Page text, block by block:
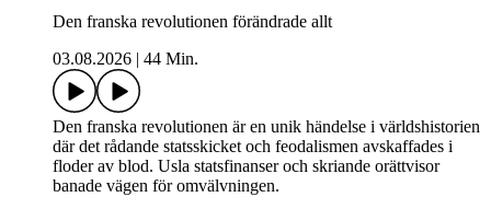
Den franska revolutionen förändrade allt
03.08.2026
44 Min.
Den franska revolutionen är en unik händelse i världshistorien
där det rådande statsskicket och feodalismen avskaffades i
floder av blod. Usla statsfinanser och skriande orättvisor
banade vägen för omvälvningen.